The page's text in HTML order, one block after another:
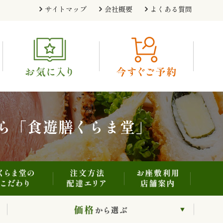
サイトマップ 会社概要 よくある質問
「食遊膳くらま堂」
ご利用シーンから選ぶ 価格から選ぶ